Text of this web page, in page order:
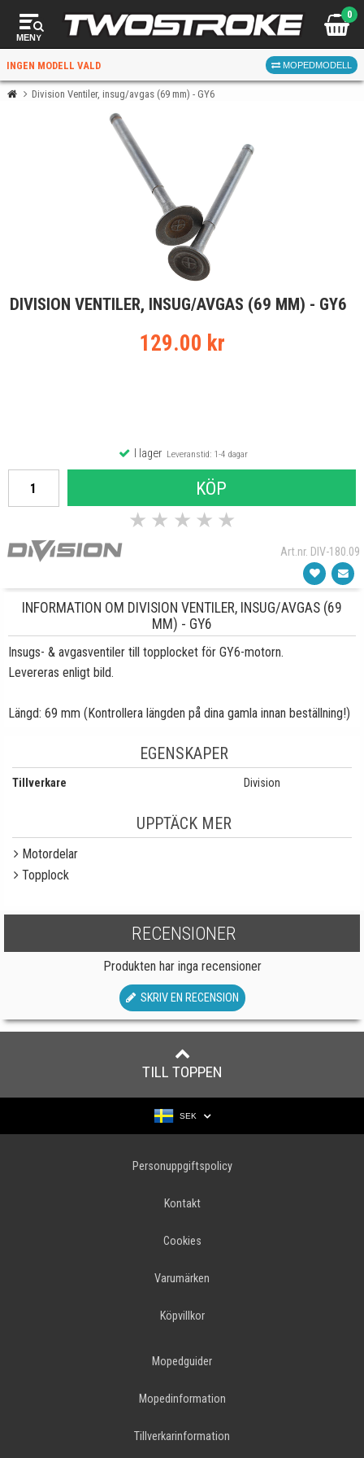
MENY
0
INGEN MODELL VALD MOPEDMODELL
VÄLJ MOPED
VÄLJ
När du valt kommer butiken visa delar för vald moped
Division Ventiler, insug/avgas (69 mm) - GY6
DIVISION VENTILER, INSUG/AVGAS (69 MM) - GY6
129.00 kr
I lagerLeveranstid: 1-4 dagar
KÖP
★ ★ ★ ★ ★
Art.nr. DIV-180.09
INFORMATION OM DIVISION VENTILER, INSUG/AVGAS (69
MM) - GY6
Insugs- & avgasventiler till topplocket för GY6-motorn.
Levereras enligt bild.
Längd: 69 mm (Kontrollera längden på dina gamla innan beställning!)
EGENSKAPER
Tillverkare Division
UPPTÄCK MER
Motordelar
Topplock
RECENSIONER
Produkten har inga recensioner
SKRIV EN RECENSION
TILL TOPPEN
SEK
Personuppgiftspolicy
Kontakt
Cookies
Varumärken
Köpvillkor
Mopedguider
Mopedinformation
Tillverkarinformation